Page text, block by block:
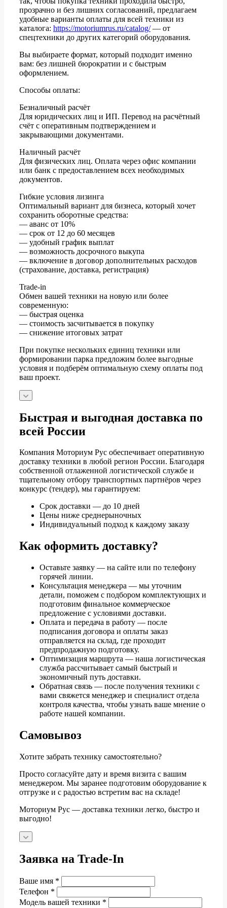
прозрачно и без лишних согласований, предлагаем
удобные варианты оплаты для всей техники из
каталога: https://motoriumrus.ru/catalog/— от
спецтехники до других категорий оборудования.
Вы выбираете формат, который подходит именно
вам: без лишней бюрократии и с быстрым
оформлением.
Способы оплаты:
Безналичный расчёт
Для юридических лиц и ИП. Перевод на расчётный
счёт с оперативным подтверждением и
закрывающими документами.
Наличный расчёт
Для физических лиц. Оплата через офис компании
или банк с предоставлением всех необходимых
документов.
Гибкие условия лизинга
Оптимальный вариант для бизнеса, который хочет
сохранить оборотные средства:
— аванс от 10%
— срок от 12 до 60 месяцев
— удобный график выплат
— возможность досрочного выкупа
— включение в договор дополнительных расходов
(страхование, доставка, регистрация)
Trade-in
Обмен вашей техники на новую или более
современную:
— быстрая оценка
— стоимость засчитывается в покупку
— снижение итоговых затрат
При покупке нескольких единиц техники или
формировании парка предложим более выгодные
условия и подберём оптимальную схему оплаты под
ваш проект.
Быстрая и выгодная доставка по
всей России
Компания Моториум Рус обеспечивает оперативную
доставку техники в любой регион России. Благодаря
собственной отлаженной логистической службе и
тщательному отбору транспортных партнёров через
конкурс (тендер), мы гарантируем:
Срок доставки — до 10 дней
Цены ниже среднерыночных
Индивидуальный подход к каждому заказу
Как оформить доставку?
Оставьте заявку — на сайте или по телефону
горячей линии.
Консультация менеджера — мы уточним
детали, поможем с подбором комплектующих и
подготовим финальное коммерческое
предложение с условиями доставки.
Оплата и передача в работу — после
подписания договора и оплаты заказ
отправляется на склад, где проходит
предпродажную подготовку.
Оптимизация маршрута — наша логистическая
служба рассчитывает самый быстрый и
экономичный путь доставки.
Обратная связь — после получения техники с
вами свяжется менеджер и специалист отдела
контроля качества, чтобы узнать ваше мнение о
работе нашей компании.
Самовывоз
Хотите забрать технику самостоятельно?
Просто согласуйте дату и время визита с вашим
менеджером. Мы заранее подготовим оборудование к
отгрузке и с радостью встретим вас на складе!
Моториум Рус — доставка техники легко, быстро и
выгодно!
Заявка на Trade-In
Ваше имя *
Телефон *
Модель вашей техники *